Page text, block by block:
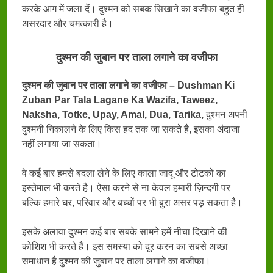
करके आग में जला दें। दुश्मन को सबक सिखाने का वजीफा बहुत ही
असरदार और चमत्कारी है।
दुश्मन की जुबान पर ताला लगाने का वजीफा
दुश्मन की जुबान पर ताला लगाने का वजीफा – Dushman Ki
Zuban Par Tala Lagane Ka Wazifa, Taweez,
Naksha, Totke, Upay, Amal, Dua, Tarika,दुश्मन अपनी
दुश्मनी निकालने के लिए किस हद तक जा सकते है, इसका अंदाजा
नहीं लगाया जा सकता।
वे कई बार हमसे बदला लेने के लिए काला जादू और टोटकों का
इस्तेमाल भी करते है। ऐसा करने से ना केवल हमारी ज़िन्दगी पर
बल्कि हमारे घर, परिवार और बच्चों पर भी बुरा असर पड़ सकता है।
इसके अलावा दुश्मन कई बार सबके सामने हमें नीचा दिखाने की
कोशिश भी करते हैं। इस समस्या को दूर करन का सबसे अच्छा
समाधान है दुश्मन की जुबान पर ताला लगाने का वजीफा।